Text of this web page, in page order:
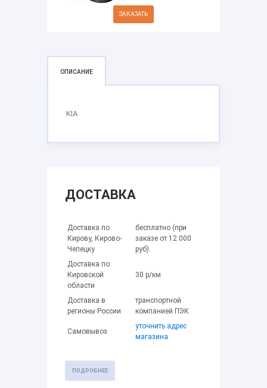
ЗАКАЗАТЬ
ОПИСАНИЕ
KIA
ДОСТАВКА
Доставка по
Кирову, Кирово-
Чепецку
бесплатно (при
заказе от 12 000
руб).
Доставка по
Кировской
области
30 р/км
Доставка в
регионы России
транспортной
компанией ПЭК
Самовывоз
уточнить адрес
магазина
ПОДРОБНЕЕ